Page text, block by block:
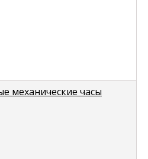
механические часы